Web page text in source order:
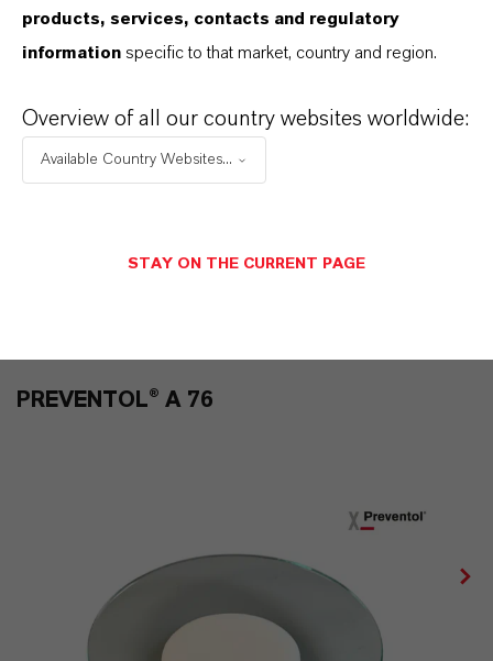
PREVENTOL® A 74
PREVENTOL® A 76
products, services, contacts and regulatory
information specific to that market, country and region.
Overview of all our country websites worldwide:
Available Country Websites...
STAY ON THE CURRENT PAGE